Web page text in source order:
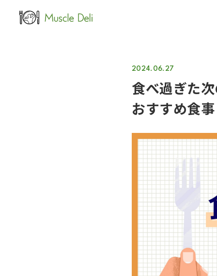
2024.06.27
食べ過ぎた
おすすめ食事